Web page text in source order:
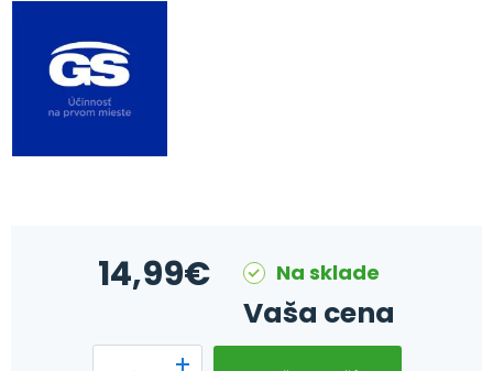
14,99€ Na sklade
Vaša cena